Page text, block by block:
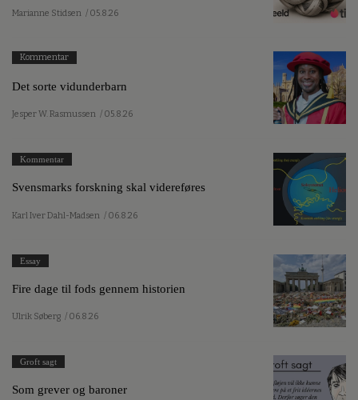
Marianne Stidsen / 05.8.26
Kommentar
Det sorte vidunderbarn
Jesper W. Rasmussen / 05.8.26
Kommentar
Svensmarks forskning skal videreføres
Karl Iver Dahl-Madsen / 06.8.26
Essay
Fire dage til fods gennem historien
Ulrik Søberg / 06.8.26
Groft sagt
Som grever og baroner